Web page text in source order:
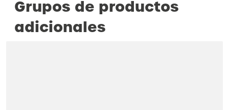
Grupos de productos
adicionales